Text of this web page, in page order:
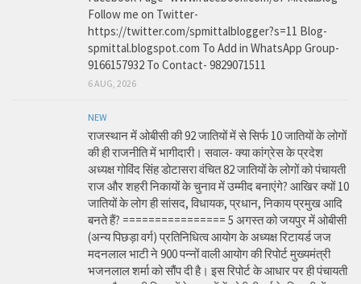
Follow me on Twitter-
https://twitter.com/spmittalblogger?s=11 Blog-
spmittal.blogspot.com To Add in WhatsApp Group-
9166157932 To Contact- 9829071511
6 AUG, 2026
NEW
राजस्थान में ओबीसी की 92 जातियों में से सिर्फ 10 जातियों के लोगों
की ही राजनीति में भागीदारी। सवाल- क्या कांग्रेस के प्रदेश
अध्यक्ष गोविंद सिंह डोटासरा वंचित 82 जातियों के लोगों को पंचायती
राज और शहरी निकायों के चुनाव में उम्मीद बनाएंगे? आखिर क्यों 10
जातियों के लोग ही सांसद, विधायक, प्रधान, निकाय प्रमुख आदि
बनते हैं? ================ 5 अगस्त को जयपुर में ओबीसी
(अन्य पिछड़ा वर्ग) प्रतिनिधित्व आयोग के अध्यक्ष रिटायर्ड जज
मदनलाल भाटी ने 900 पन्नों वाली आयोग की रिपोर्ट मुख्यमंत्री
भजनलाल शर्मा को सौंप दी है। इस रिपोर्ट के आधार पर ही पंचायती